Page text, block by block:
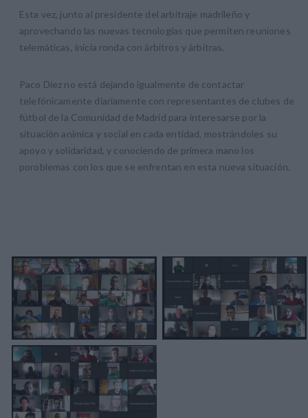
Esta vez, junto al presidente del arbitraje madrileño y
aprovechando las nuevas tecnologías que permiten reuniones
telemáticas, inicia ronda con árbitros y árbitras.
Paco Díez no está dejando igualmente de contactar
telefónicamente diariamente con representantes de clubes de
fútbol de la Comunidad de Madrid para interesarse por la
situación anímica y social en cada entidad, mostrándoles su
apoyo y solidaridad, y conociendo de primera mano los
poroblemas con los que se enfrentan en esta nueva situación.